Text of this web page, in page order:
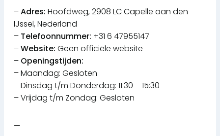
–Adres: Hoofdweg, 2908 LC Capelle aan den
IJssel, Nederland
– Telefoonnummer: +31 6 47955147
–Website: Geen officiële website
– Openingstijden:
– Maandag: Gesloten
– Dinsdag t/m Donderdag: 11:30 – 15:30
– Vrijdag t/m Zondag: Gesloten
—